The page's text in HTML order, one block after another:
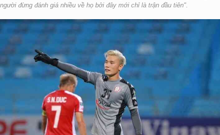
người đừng đánh giá nhiều về họ bởi đây mới chỉ là trận đầu tiên".